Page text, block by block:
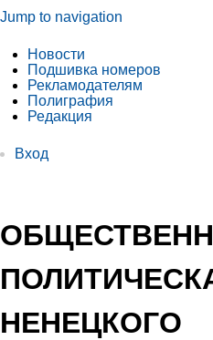
Jump to navigation
Новости
Подшивка номеров
Рекламодателям
Полиграфия
Редакция
Вход
НЕНЕЦКОГО